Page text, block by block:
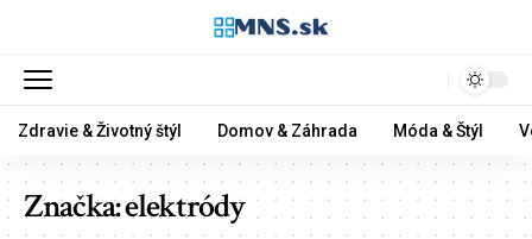
Zdravie & Životný štýl Domov & Záhrada Móda & Štýl
Značka:elektródy